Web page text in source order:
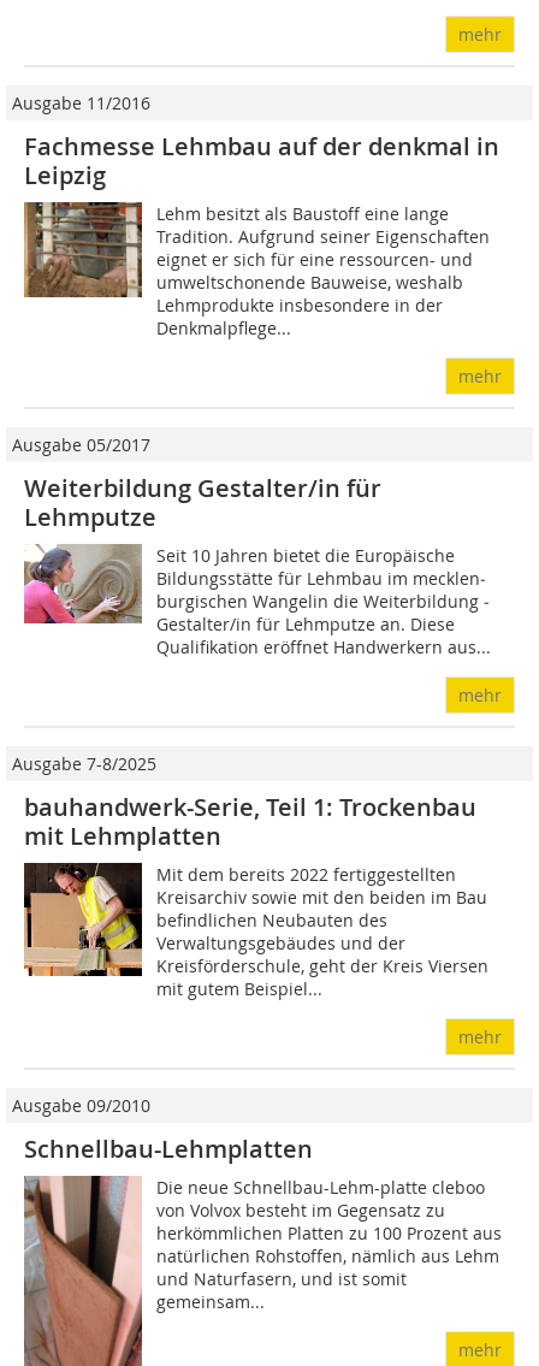
mehr
Ausgabe 11/2016
Fachmesse Lehmbau auf der denkmal in
Leipzig
Lehm besitzt als Baustoff eine lange
Tradition. Aufgrund seiner Eigenschaften
eignet er sich für eine ressourcen- und
umweltschonende Bauweise, weshalb
Lehmprodukte insbesondere in der
Denkmalpflege...
mehr
Ausgabe 05/2017
Weiterbildung Gestalter/in für
Lehmputze
Seit 10 Jahren bietet die Europäische
Bildungsstätte für Lehmbau im mecklen­
burgischen Wangelin die Weiterbildung ­
Gestalter/in für Lehmputze an. Diese
Qualifikation eröffnet Handwerkern aus...
mehr
Ausgabe 7-8/2025
bauhandwerk-Serie, Teil 1: Trockenbau
mit Lehmplatten
Mit dem bereits 2022 fertiggestellten
Kreisarchiv sowie mit den beiden im Bau
befindlichen Neubauten des
Verwaltungsgebäudes und der
Kreisförderschule, geht der Kreis Viersen
mit gutem Beispiel...
mehr
Ausgabe 09/2010
Schnellbau-Lehmplatten
Die neue Schnellbau-Lehm-platte cleboo
von Volvox besteht im Gegensatz zu
herkömmlichen Platten zu 100 Prozent aus
natürlichen Rohstoffen, nämlich aus Lehm
und Naturfasern, und ist somit
gemeinsam...
mehr